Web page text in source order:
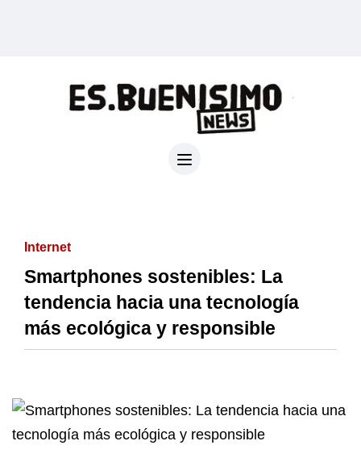
Internet
Smartphones sostenibles: La
tendencia hacia una tecnología
más ecológica y responsible